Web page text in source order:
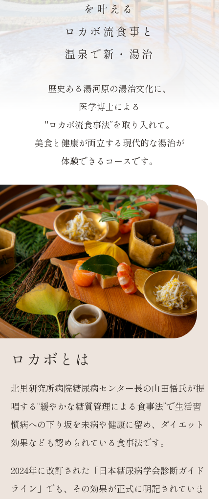
を叶える
ロカボ流食事と
温泉で新・湯治
歴史ある湯河原の湯治文化に、
医学博士による
"ロカボ流食事法”を取り入れて。
美食と健康が両立する現代的な湯治が
体験できるコースです。
ロカボとは
北里研究所病院糖尿病センター長の山田悟氏が提
唱する“緩やかな糖質管理による食事法”で生活習
慣病への下り坂を未病や健康に留め、ダイエット
効果なども認められている食事法です。
2024年に改訂された「日本糖尿病学会診断ガイド
ライン」でも、その効果が正式に明記されていま